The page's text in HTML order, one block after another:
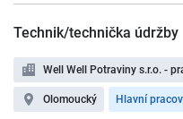
Technik/technička údržby
Well Well Potraviny s.r.o. -
Olomoucký Hlavní